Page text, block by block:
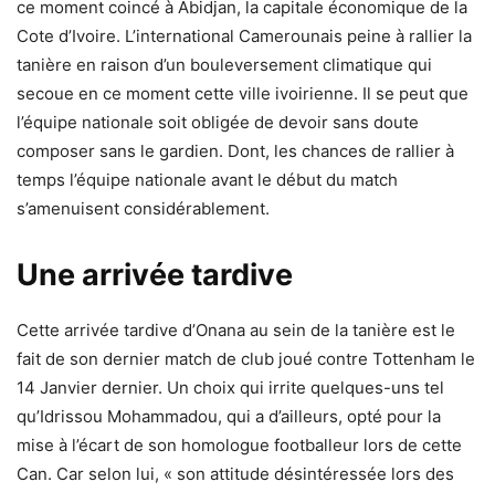
ce moment coincé à Abidjan, la capitale économique de la
Cote d’Ivoire. L’international Camerounais peine à rallier la
tanière en raison d’un bouleversement climatique qui
secoue en ce moment cette ville ivoirienne. Il se peut que
l’équipe nationale soit obligée de devoir sans doute
composer sans le gardien. Dont, les chances de rallier à
temps l’équipe nationale avant le début du match
s’amenuisent considérablement.
Une arrivée tardive
Cette arrivée tardive d’Onana au sein de la tanière est le
fait de son dernier match de club joué contre Tottenham le
14 Janvier dernier. Un choix qui irrite quelques-uns tel
qu’Idrissou Mohammadou, qui a d’ailleurs, opté pour la
mise à l’écart de son homologue footballeur lors de cette
Can. Car selon lui, « son attitude désintéressée lors des